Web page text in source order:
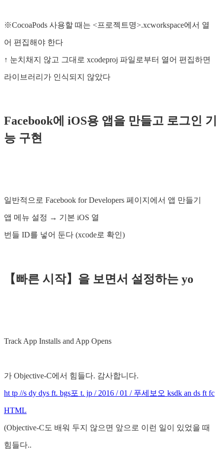
※CocoaPods 사용할 때는 <프로젝트명>.xcworkspace에서 열
어 편집해야 한다
↑ 눈치채지 않고 그대로 xcodeproj 파일로부터 열어 편집하면
라이브러리가 인식되지 않았다
Facebook에 iOS용 앱을 만들고 로그인 기
능 구현
일반적으로 Facebook for Developers 페이지에서 앱 만들기
앱 메뉴 설정 → 기본 iOS 열
번들 ID를 넣어 둔다 (xcode로 확인)
【빠른 시작】을 보면서 설정하는 yo
Track App Installs and App Opens
가 Objective-C에서 힘들다. 감사합니다.
ht tp //s dy dys ft. bgs포 t. jp / 2016 / 01 / 푸세보오 ksdk an ds ft fc
HTML
(Objective-C도 배워 두지 않으면 앞으로 이런 일이 있었을 때
힘들다..